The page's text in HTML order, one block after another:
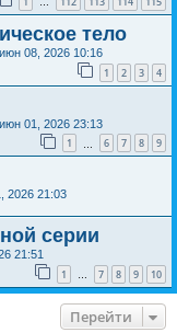
…
тело
08, 2026 10:16
1 2 3 4
01, 2026 23:13
1 6 7 8 9
2026 21:03
серии
21:51
1 … 7 8 9 10
Перейти